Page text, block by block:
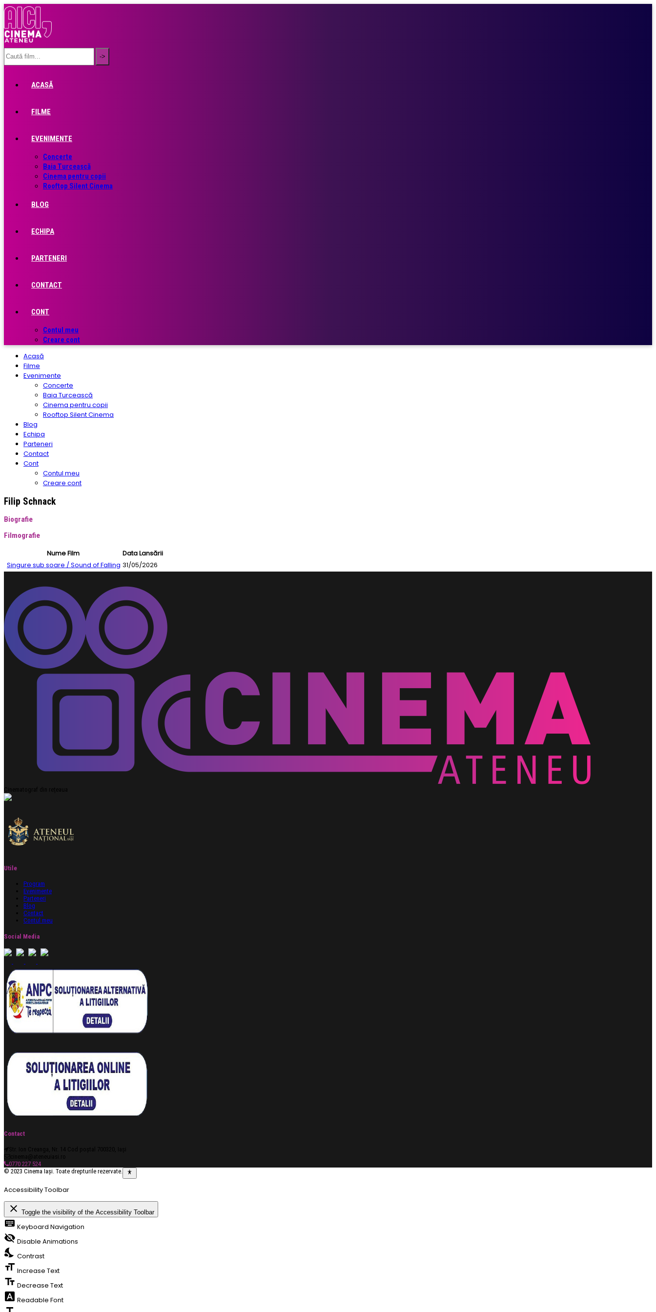
ACASĂ
FILME
EVENIMENTE
Concerte
Baia Turcească
Cinema pentru copii
Rooftop Silent Cinema
BLOG
ECHIPA
PARTENERI
CONTACT
CONT
Contul meu
Creare cont
Acasă
Filme
Evenimente
Concerte
Baia Turcească
Cinema pentru copii
Rooftop Silent Cinema
Blog
Echipa
Parteneri
Contact
Cont
Contul meu
Creare cont
Filip Schnack
Biografie
Filmografie
Nume Film
Data Lansării
Singure sub soare / Sound of Falling 31/05/2026
Cinematograf din rețeaua
Utile
Program
Evenimente
Parteneri
Blog
Contact
Contul meu
Social Media
Contact
Str. Ion Creanga, Nr. 14 Cod poștal 700320, Iași
cinema@ateneuiasi.ro
0770 227 524
© 2023 Cinema Iași. Toate drepturile rezervate.
Accessibility Toolbar
close Toggle the visibility of the Accessibility Toolbar
keyboard Keyboard Navigation
visibility_off Disable Animations
nights_stay Contrast
format_size Increase Text
text_fields Decrease Text
font_download Readable Font